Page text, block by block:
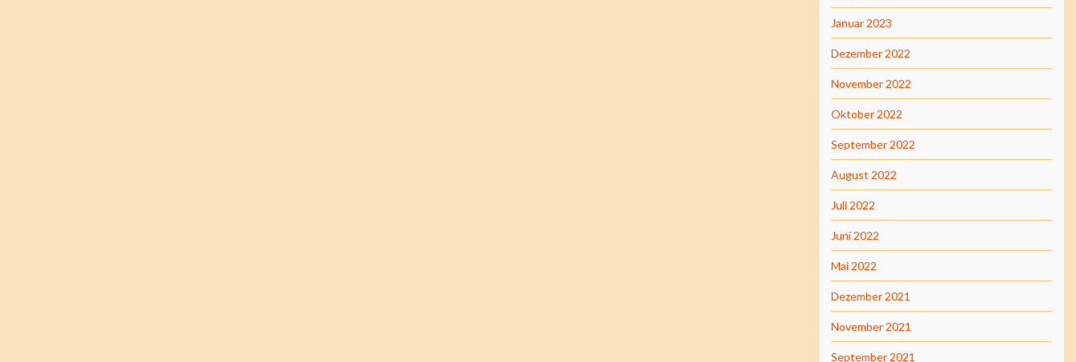
Januar 2023
Dezember 2022
November 2022
Oktober 2022
September 2022
August 2022
Juli 2022
Juni 2022
Mai 2022
Dezember 2021
November 2021
September 2021